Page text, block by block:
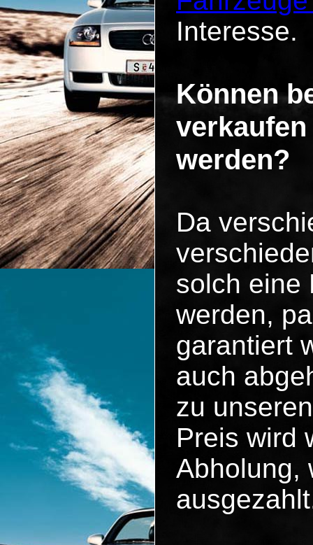
Interesse.
Können
werden?
Da
solch eine
werden,
garantiert
auch
zu
Preis wird
Abholung,